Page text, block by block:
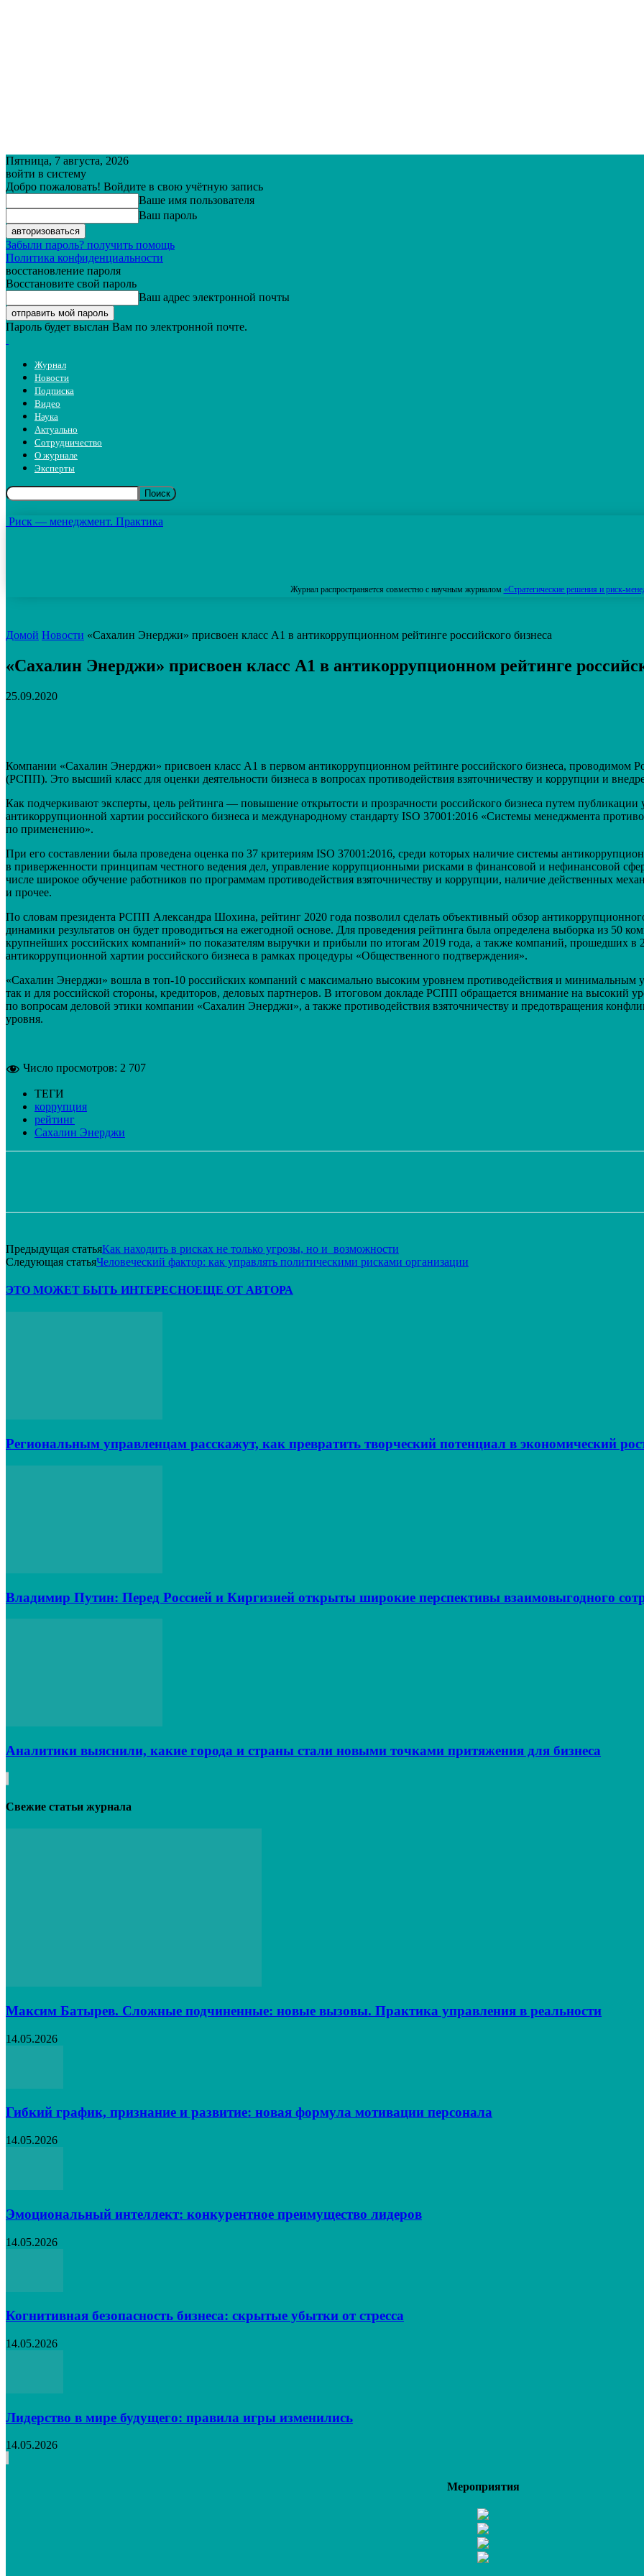
Пятница, 7 августа, 2026
войти в систему
Добро пожаловать! Войдите в свою учётную запись
Ваше имя пользователя
Ваш пароль
Забыли пароль? получить помощь
Политика конфиденциальности
восстановление пароля
Восстановите свой пароль
Ваш адрес электронной почты
Пароль будет выслан Вам по электронной почте.
Журнал
Новости
Подписка
Видео
Наука
Актуально
Сотрудничество
О журнале
Эксперты
Риск — менеджмент. Практика
Журнал распространяется совместно с научным журналом «Стратегические решения и риск-
Домой Новости «Сахалин Энерджи» присвоен класс А1 в антикоррупционном рейтинге российского бизнеса
«Сахалин Энерджи» присвоен класс А1 в антикоррупционном рейтинге
25.09.2020
Компании «Сахалин Энерджи» присвоен класс А1 в первом антикоррупционном рейтинге российского бизнеса, проводимом
(РСПП). Это высший класс для оценки деятельности бизнеса в вопросах противодействия взяточничеству и коррупции и
Как подчеркивают эксперты, цель рейтинга — повышение открытости и прозрачности российского бизнеса путем публикации
антикоррупционной хартии российского бизнеса и международному стандарту ISO 37001:2016 «Системы менеджмента
по применению».
При его составлении была проведена оценка по 37 критериям ISO 37001:2016, среди которых наличие системы
в приверженности принципам честного ведения дел, управление коррупционными рисками в финансовой и нефинансовой
числе широкое обучение работников по программам противодействия взяточничеству и коррупции, наличие действенных
и прочее.
По словам президента РСПП Александра Шохина, рейтинг 2020 года позволил сделать объективный обзор
динамики результатов он будет проводиться на ежегодной основе. Для проведения рейтинга была определена выборка из 50
крупнейших российских компаний» по показателям выручки и прибыли по итогам 2019 года, а также компаний, прошедших в
антикоррупционной хартии российского бизнеса в рамках процедуры «Общественного подтверждения».
«Сахалин Энерджи» вошла в топ-10 российских компаний с максимально высоким уровнем противодействия и минимальным
так и для российской стороны, кредиторов, деловых партнеров. В итоговом докладе РСПП обращается внимание на высокий
по вопросам деловой этики компании «Сахалин Энерджи», а также противодействия взяточничеству и предотвращения
уровня.
Число просмотров: 2 707
ТЕГИ
коррупция
рейтинг
Сахалин Энерджи
Предыдущая статьяКак находить в рисках не только угрозы, но и возможности
Следующая статьяЧеловеческий фактор: как управлять политическими рисками организации
ЭТО МОЖЕТ БЫТЬ ИНТЕРЕСНОЕЩЕ ОТ АВТОРА
Региональным управленцам расскажут, как превратить творческий потенциал в экономический
Владимир Путин: Перед Россией и Киргизией открыты широкие перспективы взаимовыгодного
Аналитики выяснили, какие города и страны стали новыми точками притяжения для бизнеса
Свежие статьи журнала
Максим Батырев. Сложные подчиненные: новые вызовы. Практика управления в реальности
14.05.2026
Гибкий график, признание и развитие: новая формула мотивации персонала
14.05.2026
Эмоциональный интеллект: конкурентное преимущество лидеров
14.05.2026
Когнитивная безопасность бизнеса: скрытые убытки от стресса
14.05.2026
Лидерство в мире будущего: правила игры изменились
14.05.2026
Мероприятия